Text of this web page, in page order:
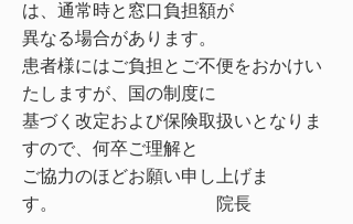
は、通常時と窓口負担額が
異なる場合があります。
患者様にはご負担とご不便をおかけい
たしますが、国の制度に
基づく改定および保険取扱いとなりま
すので、何卒ご理解と
ご協力のほどお願い申し上げま
す。 院長